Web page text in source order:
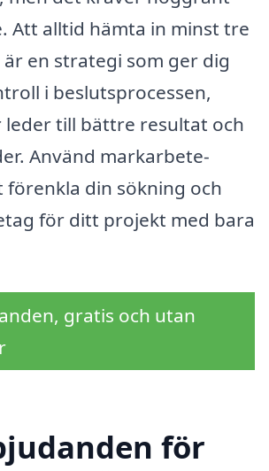
Att alltid hämta in minst tre
en strategi som ger dig
i beslutsprocessen,
leder till bättre resultat och
Använd markarbete-
förenkla din sökning och
för ditt projekt med bara
gratis och utan
för